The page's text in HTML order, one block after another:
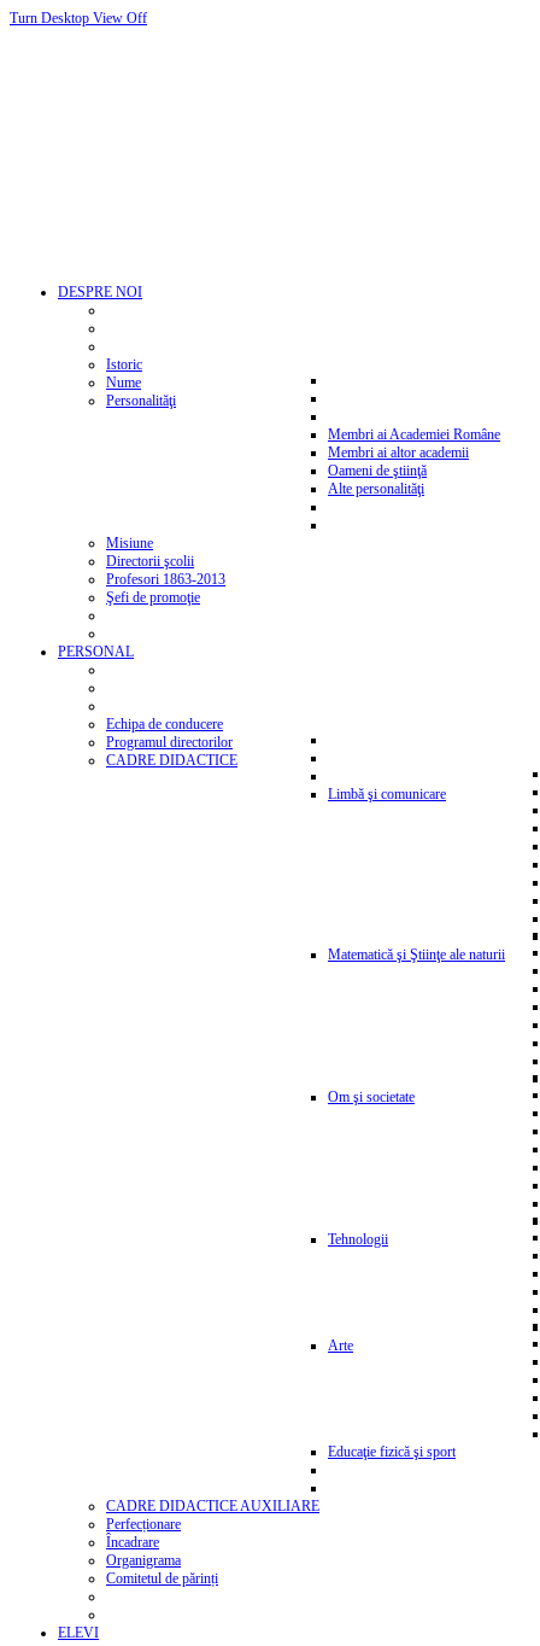
Turn Desktop View Off
DESPRE NOI
Istoric
Nume
Personalităţi
Membri ai Academiei Române
Membri ai altor academii
Oameni de ştiinţă
Alte personalităţi
Misiune
Directorii şcolii
Profesori 1863-2013
Şefi de promoţie
PERSONAL
Echipa de conducere
Programul directorilor
CADRE DIDACTICE
Limbă şi comunicare
Matematică şi Ştiinţe ale naturii
Om şi societate
Tehnologii
Arte
Educaţie fizică şi sport
CADRE DIDACTICE AUXILIARE
Perfecționare
Încadrare
Organigrama
Comitetul de părinți
ELEVI